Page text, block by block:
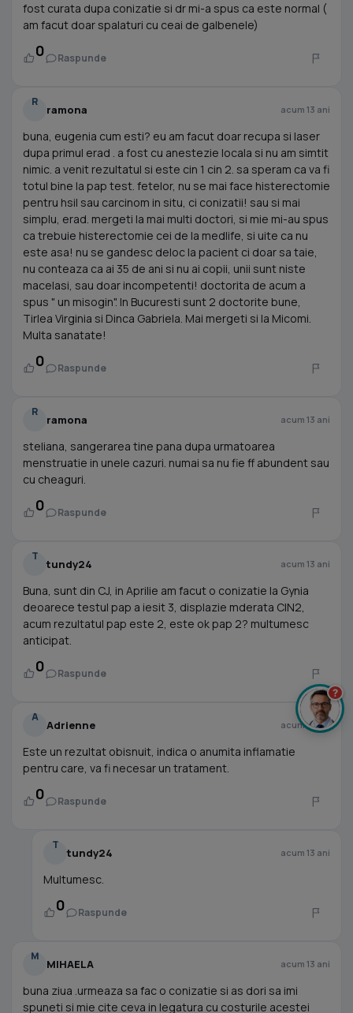
fost curata dupa conizatie si dr mi-a spus ca este normal (
am facut doar spalaturi cu ceai de galbenele)
0 Raspunde
R
ramona acum 13 ani
buna, eugenia cum esti? eu am facut doar recupa si laser
dupa primul erad . a fost cu anestezie locala si nu am simtit
nimic. a venit rezultatul si este cin 1 cin 2. sa speram ca va fi
totul bine la pap test. fetelor, nu se mai face histerectomie
pentru hsil sau carcinom in situ, ci conizatii! sau si mai
simplu, erad. mergeti la mai multi doctori, si mie mi-au spus
ca trebuie histerectomie cei de la medlife, si uite ca nu
este asa! nu se gandesc deloc la pacient ci doar sa taie,
nu conteaza ca ai 35 de ani si nu ai copii, unii sunt niste
macelasi, sau doar incompetenti! doctorita de acum a
spus " un misogin". In Bucuresti sunt 2 doctorite bune,
Tirlea Virginia si Dinca Gabriela. Mai mergeti si la Micomi.
Multa sanatate!
0 Raspunde
R
ramona acum 13 ani
steliana, sangerarea tine pana dupa urmatoarea
menstruatie in unele cazuri. numai sa nu fie ff abundent sau
cu cheaguri.
0 Raspunde
T
tundy24 acum 13 ani
Buna, sunt din CJ, in Aprilie am facut o conizatie la Gynia
deoarece testul pap a iesit 3, displazie mderata CIN2,
acum rezultatul pap este 2, este ok pap 2? multumesc
anticipat.
0 Raspunde
A
Adrienne acum 13 ani
Este un rezultat obisnuit, indica o anumita inflamatie
pentru care, va fi necesar un tratament.
0 Raspunde
T
tundy24 acum 13 ani
Multumesc.
0 Raspunde
M
MIHAELA acum 13 ani
buna ziua .urmeaza sa fac o conizatie si as dori sa imi
spuneti si mie cite ceva in legatura cu costurile acestei
?